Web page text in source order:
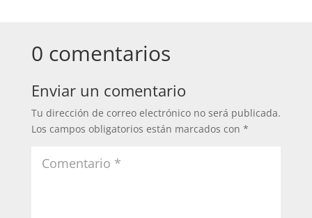
0 comentarios
Enviar un comentario
Tu dirección de correo electrónico no será publicada.
Los campos obligatorios están marcados con *